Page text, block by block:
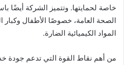
خاصة لحمايتها. وتتميز الشركة أيضًا
الصحة العامة، خصوصًا الأطفال وكبار
المواد الكيميائية الضارة.
من أهم نقاط القوة التي تدعم جودة